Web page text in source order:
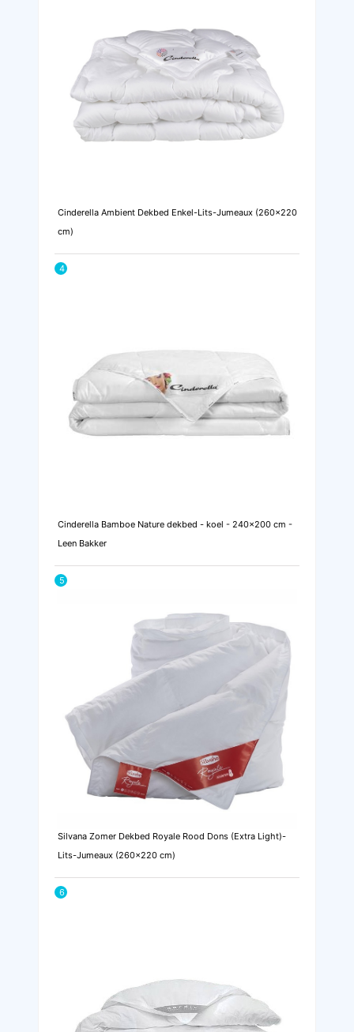
Cinderella Ambient Dekbed Enkel-Lits-Jumeaux (260x220
cm)
4
Cinderella Bamboe Nature dekbed - koel - 240x200 cm -
Leen Bakker
5
Silvana Zomer Dekbed Royale Rood Dons (Extra Light)-
Lits-Jumeaux (260x220 cm)
6